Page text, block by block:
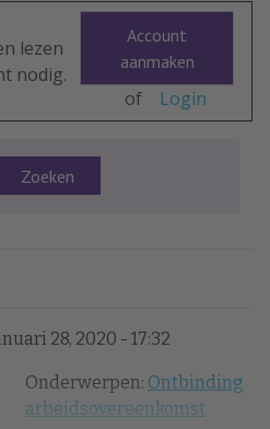
lezen
nodig.
Account
aanmaken
of Login
Zoeken
28, 2020 - 17:32
Onderwerpen: Ontbinding
arbeidsovereenkomst